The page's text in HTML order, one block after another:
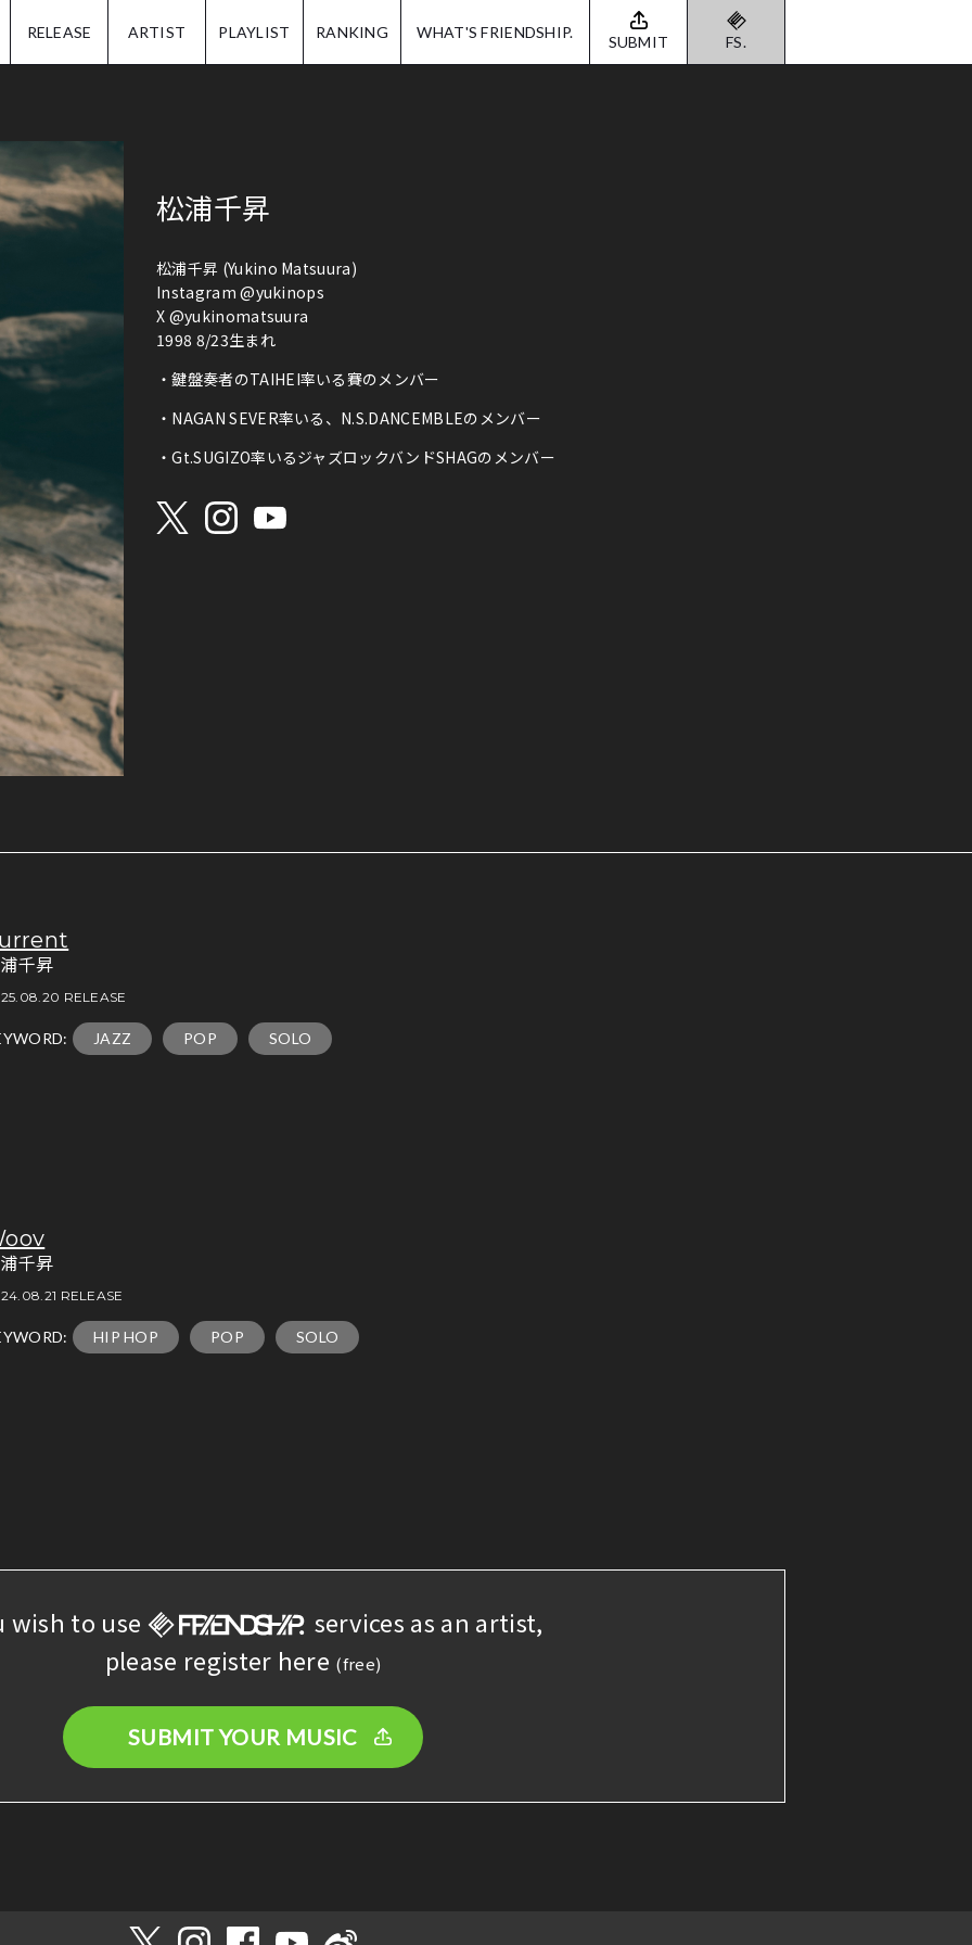
RELEASE ARTIST PLAYLIST RANKING WHAT'S FRIENDSHIP. SUBMIT FS.
松浦千昇
松浦千昇 (Yukino Matsuura)
Instagram @yukinops
X @yukinomatsuura
1998 8/23生まれ
・鍵盤奏者のTAIHEI率いる賽のメンバー
・NAGAN SEVER率いる、N.S.DANCEMBLEのメンバー
・Gt.SUGIZO率いるジャズロックバンドSHAGのメンバー
千昇
RELEASE
JAZZ POP SOLO
千昇
RELEASE
HIP HOP POP SOLO
wish to use
services as an artist,
please register here (free)
SUBMIT YOUR MUSIC